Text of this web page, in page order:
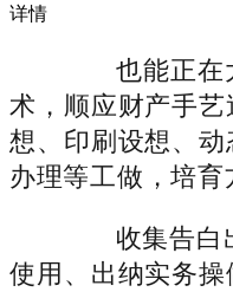
详情
也能正在大
术，顺应财产手
想、印刷设想、
办理等工做，培
收集告白出
使用、出纳实务